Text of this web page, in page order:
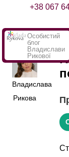
+38 067
Особистий
блог
Владислави
Рикової
Владислава
Рикова